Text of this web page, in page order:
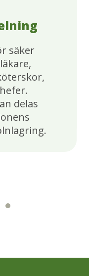
säker
delas